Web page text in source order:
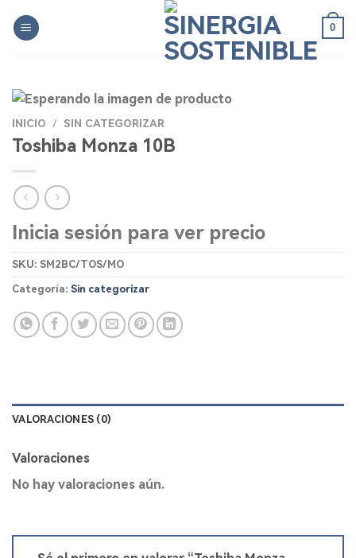
0
INICIO / SIN CATEGORIZAR
Toshiba Monza 10B
Inicia sesión para ver precio
SKU: SM2BC/TOS/MO
Categoría: Sin categorizar
VALORACIONES (0)
Valoraciones
No hay valoraciones aún.